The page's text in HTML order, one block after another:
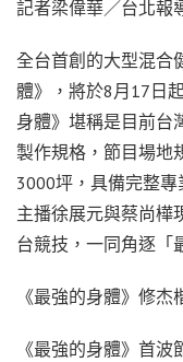
記者梁偉華／台北報
全台首創的大型混合
體》，將於8月17日
身體》堪稱是目前台
製作規格，節目場地
3000坪，具備完整
主播徐展元與蔡尚樺
台競技，一同角逐「
《最強的身體》修杰
《最強的身體》首